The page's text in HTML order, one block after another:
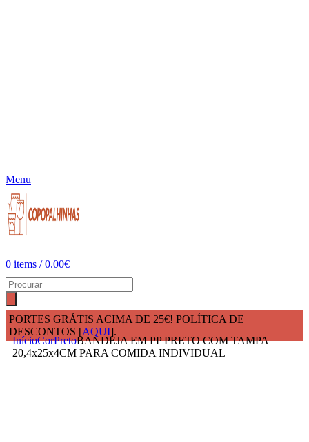
Menu
0 items / 0.00€
PORTES GRÁTIS ACIMA DE 25€! POLÍTICA DE
DESCONTOS [AQUI].
InícioCorPretoBANDEJA EM PP PRETO COM TAMPA
20,4x25x4CM PARA COMIDA INDIVIDUAL